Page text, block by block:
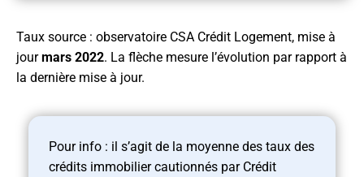
Taux source : observatoire CSA Crédit Logement, mise à
jourmars 2022. La flèche mesure l’évolution par rapport à
la dernière mise à jour.
Pour info : il s’agit de la moyenne des taux des
crédits immobilier cautionnés par Crédit